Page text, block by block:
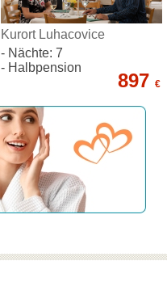
Kurort Luhacovice
- Nächte: 7
- Halbpension
897 €